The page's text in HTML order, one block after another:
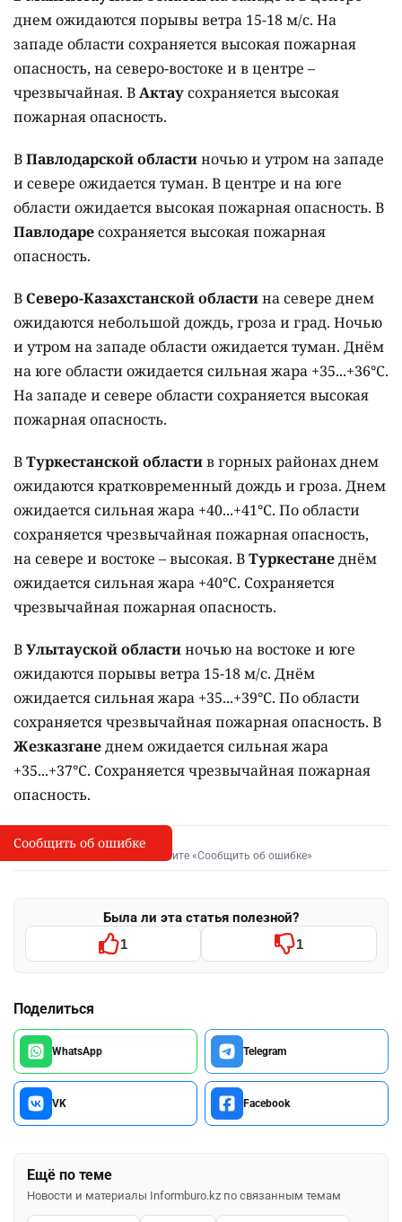
днем ожидаются порывы ветра 15-18 м/с. На
западе области сохраняется высокая пожарная
опасность, на северо-востоке и в центре –
чрезвычайная. ВАктаусохраняется высокая
пожарная опасность.
ВПавлодарской областиночью и утром на западе
и севере ожидается туман. В центре и на юге
области ожидается высокая пожарная опасность. В
Павлодаресохраняется высокая пожарная
опасность.
ВСеверо-Казахстанской областина севере днем
ожидаются небольшой дождь, гроза и град. Ночью
и утром на западе области ожидается туман. Днём
на юге области ожидается сильная жара +35...+36°C.
На западе и севере области сохраняется высокая
пожарная опасность.
ВТуркестанской областив горных районах днем
ожидаются кратковременный дождь и гроза. Днем
ожидается сильная жара +40...+41°C. По области
сохраняется чрезвычайная пожарная опасность,
на севере и востоке – высокая. ВТуркестанеднём
ожидается сильная жара +40°C. Сохраняется
чрезвычайная пожарная опасность.
ВУлытауской областиночью на востоке и юге
ожидаются порывы ветра 15-18 м/с. Днём
ожидается сильная жара +35...+39°C. По области
сохраняется чрезвычайная пожарная опасность. В
Жезказганеднем ожидается сильная жара
+35...+37°C. Сохраняется чрезвычайная пожарная
опасность.
I
Сообщить об опечатке
Выделите фрагмент и нажмите «Сообщить об ошибке»
Была ли эта статья полезной?
1 1
Поделиться
WhatsApp Telegram
VK Facebook
Ещё по теме
Новости и материалы Informburo.kz по связанным темам
Сообщить об ошибке